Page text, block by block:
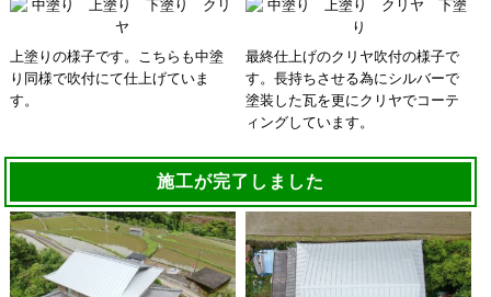
上塗りの様子です。こちらも中塗
り同様で吹付にて仕上げていま
す。
最終仕上げのクリヤ吹付の様子で
す。長持ちさせる為にシルバーで
塗装した瓦を更にクリヤでコーテ
ィングしています。
施工が完了しました